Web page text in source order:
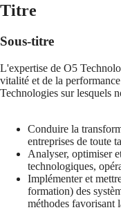
Titre
Sous-titre
L'expertise de O5
vitalité et de la
Technologies sur lesquels
Conduire la
entreprises de toute
Analyser, optimiser
technologiques,
Implémenter et
formation) des
méthodes favorisant